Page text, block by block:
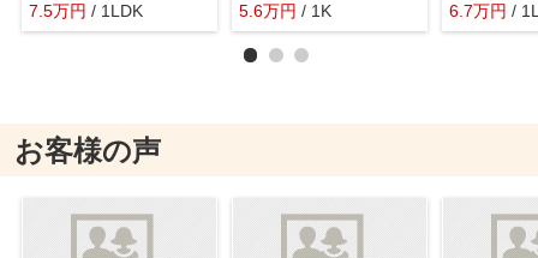
7.5万円 / 1LDK
5.6万円 / 1K
6.7万円 /
お客様の声